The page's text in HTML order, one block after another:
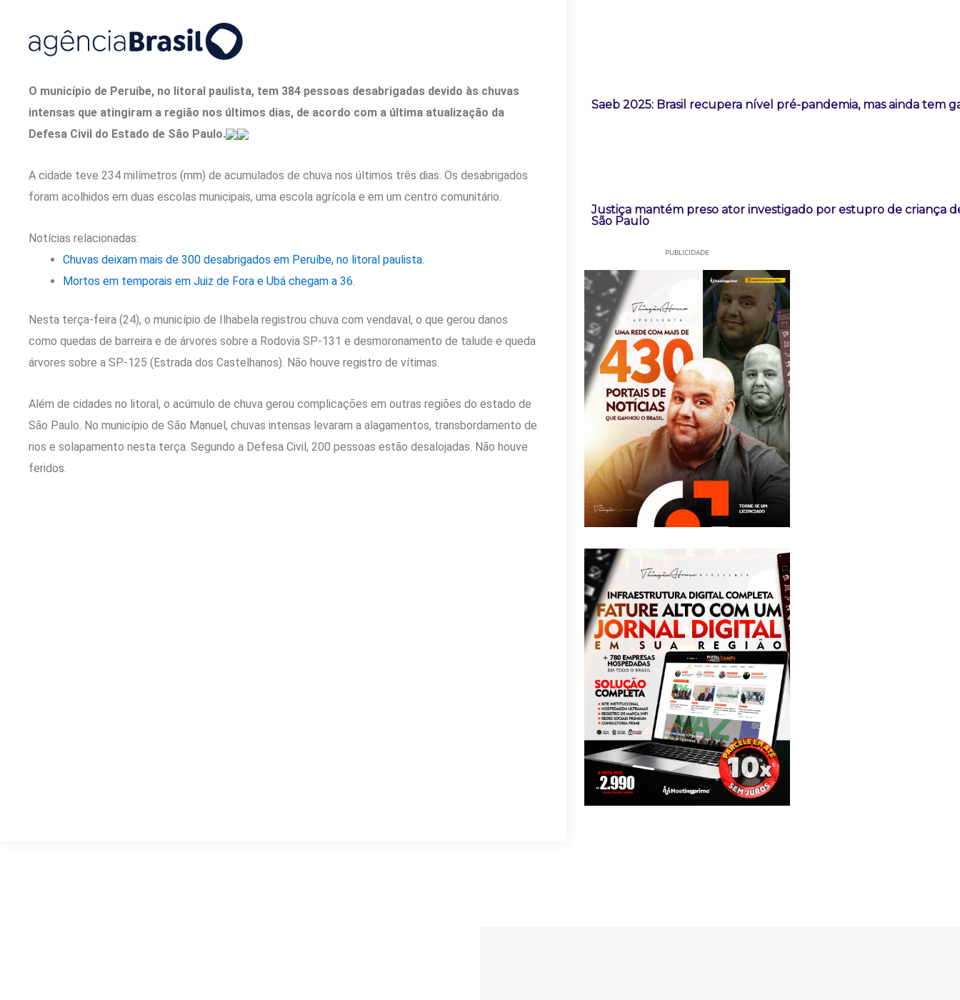
O município de Peruíbe, no litoral paulista, tem 384 pessoas desabrigadas devido às chuvas
intensas que atingiram a região nos últimos dias, de acordo com a última atualização da
Defesa Civil do Estado de São Paulo.
A cidade teve 234 milímetros (mm) de acumulados de chuva nos últimos três dias. Os desabrigados
foram acolhidos em duas escolas municipais, uma escola agrícola e em um centro comunitário.
Notícias relacionadas:
Chuvas deixam mais de 300 desabrigados em Peruíbe, no litoral paulista.
Mortos em temporais em Juiz de Fora e Ubá chegam a 36.
Nesta terça-feira (24), o município de Ilhabela registrou chuva com vendaval, o que gerou danos
como quedas de barreira e de árvores sobre a Rodovia SP-131 e desmoronamento de talude e queda
árvores sobre a SP-125 (Estrada dos Castelhanos). Não houve registro de vítimas.
Além de cidades no litoral, o acúmulo de chuva gerou complicações em outras regiões do estado de
São Paulo. No município de São Manuel, chuvas intensas levaram a alagamentos, transbordamento de
rios e solapamento nesta terça. Segundo a Defesa Civil, 200 pessoas estão desalojadas. Não houve
feridos.
Saeb 2025: Brasil recupera nível pré-pandemia, mas ainda tem
Justiça mantém preso ator investigado por estupro de criança
São Paulo
PUBLICIDADE